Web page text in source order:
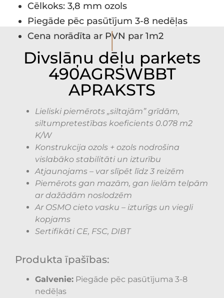
Cēlkoks: 3,8 mm ozols
Piegāde pēc pasūtījum 3-8 nedēļas
Cena norādīta ar PVN par 1m2
I
Divslāņu dēļu parkets
490AGRSWBBT
APRAKSTS
Lieliski piemērots „siltajām” grīdām,
siltumpretestības koeficients 0.078 m2
K/W
Konstrukcija ozols + ozols nodrošina
vislabāko stabilitāti un izturību
Atjaunojams – var slīpēt līdz 3 reizēm
Piemērots gan mazām, gan lielām telpām
ar dažādām noslodzēm
Ar OSMO cieto vasku – izturīgs un viegli
kopjams
Sertifikāti CE, FSC, DIBT
Produkta īpašības:
Galvenie: Piegāde pēc pasūtījuma 3-8
nedēļas